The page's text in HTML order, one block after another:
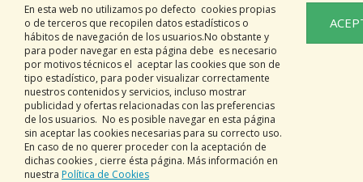
En esta web no utilizamos po defecto cookies propias
o de terceros que recopilen datos estadísticos o
hábitos de navegación de los usuarios.No obstante y
para poder navegar en esta página debe es necesario
por motivos técnicos el aceptar las cookies que son de
tipo estadístico, para poder visualizar correctamente
nuestros contenidos y servicios, incluso mostrar
publicidad y ofertas relacionadas con las preferencias
de los usuarios. No es posible navegar en esta página
sin aceptar las cookies necesarias para su correcto uso.
En caso de no querer proceder con la aceptación de
dichas cookies , cierre ésta página. Más información en
nuestra Política de Cookies